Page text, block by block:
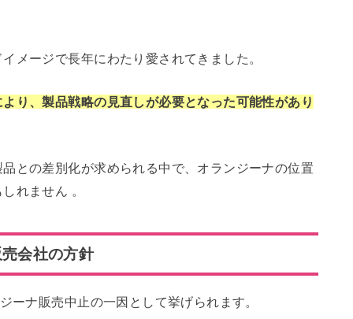
メージで長年にわたり愛されてきました。
り、製品戦略の見直しが必要となった可能性があり
との差別化が求められる中で、オランジーナの位置
れません 。
会社の方針
ーナ販売中止の一因として挙げられます。